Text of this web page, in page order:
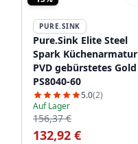
PURE.SINK
Pure.Sink Elite Steel
Spark Küchenarmatur
PVD gebürstetes Gold
PS8040-60
5.0(2)
Auf Lager
156,37 €
132,92 €